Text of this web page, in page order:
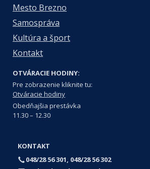
Mesto Brezno
Samospráva
Kultúra a šport
Kontakt
OTVÁRACIE HODINY:
Pre zobrazenie kliknite tu:
Otváracie hodiny
Obedňajšia prestávka
11.30 – 12.30
KONTAKT
048/28 56 301, 048/28 56 302